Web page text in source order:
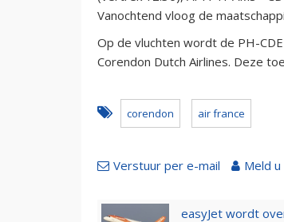
Vanochtend vloog de
Op de vluchten wordt de PH-
Corendon Dutch Airlines. Deze
corendon air france
Verstuur per e-mail Meld
easyJet wordt